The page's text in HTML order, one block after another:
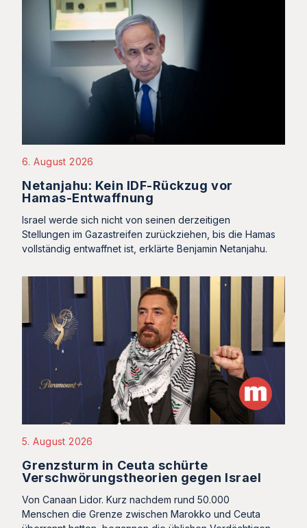
6. August 2026
Netanjahu: Kein IDF-Rückzug vor
Hamas-Entwaffnung
Israel werde sich nicht von seinen derzeitigen
Stellungen im Gazastreifen zurückziehen, bis die Hamas
vollständig entwaffnet ist, erklärte Benjamin Netanjahu.
5. August 2026
Grenzsturm in Ceuta schürte
Verschwörungstheorien gegen Israel
Von Canaan Lidor. Kurz nachdem rund 50.000
Menschen die Grenze zwischen Marokko und Ceuta